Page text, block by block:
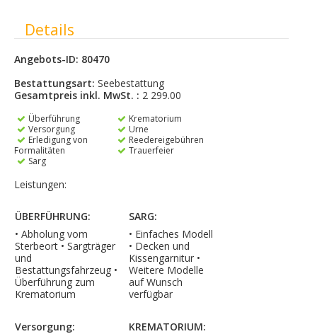
Ausblenden
Details
Angebots-ID: 80470
Bestattungsart: Seebestattung
Gesamtpreis inkl. MwSt. : 2 299.00
Überführung
Versorgung
Erledigung von
Formalitäten
Sarg
Krematorium
Urne
Reedereigebühren
Trauerfeier
Leistungen:
ÜBERFÜHRUNG:
SARG:
• Abholung vom
Sterbeort • Sargträger
und
Bestattungsfahrzeug •
Überführung zum
Krematorium
• Einfaches Modell
• Decken und
Kissengarnitur •
Weitere Modelle
auf Wunsch
verfügbar
Versorgung:
KREMATORIUM: